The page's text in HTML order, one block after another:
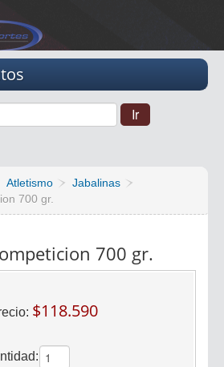
Atletismo
Jabalinas
700 gr.
700 gr.
$118.590